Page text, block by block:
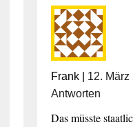
Frank| 12. März
Antworten
Das müsste